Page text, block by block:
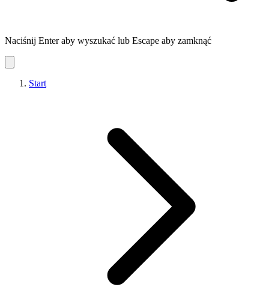
Naciśnij Enter aby wyszukać lub Escape aby zamknąć
Start